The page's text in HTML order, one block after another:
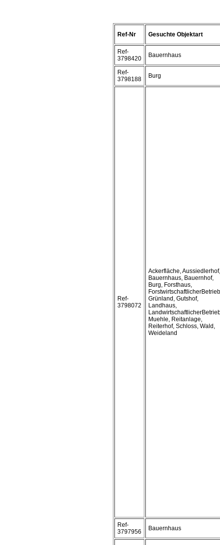
Ref-Nr Gesuchte Objektart
Ref-
3798420
Bauernhaus
Ref-
3798188
Burg
Ref-
3798072
Ackerfläche, Aussiedlerhof,
Bauernhaus, Bauernhof,
Burg, Forsthaus,
Grünland, Gutshof,
Landhaus,
Muehle, Reitanlage,
Reiterhof, Schloss, Wald,
Weideland
Ref-
3797956
Bauernhaus